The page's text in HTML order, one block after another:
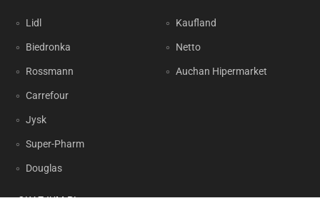
Lidl
Biedronka
Rossmann
Carrefour
Jysk
Super-Pharm
Douglas
Kaufland
Netto
Auchan Hipermarket